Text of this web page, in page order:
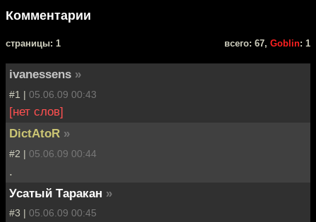
Комментарии
cтраницы: 1 всего: 67, Goblin: 1
ivanessens »
#1 | 05.06.09 00:43
[нет слов]
DictAtoR »
#2 | 05.06.09 00:44
.
Усатый Таракан »
#3 | 05.06.09 00:45